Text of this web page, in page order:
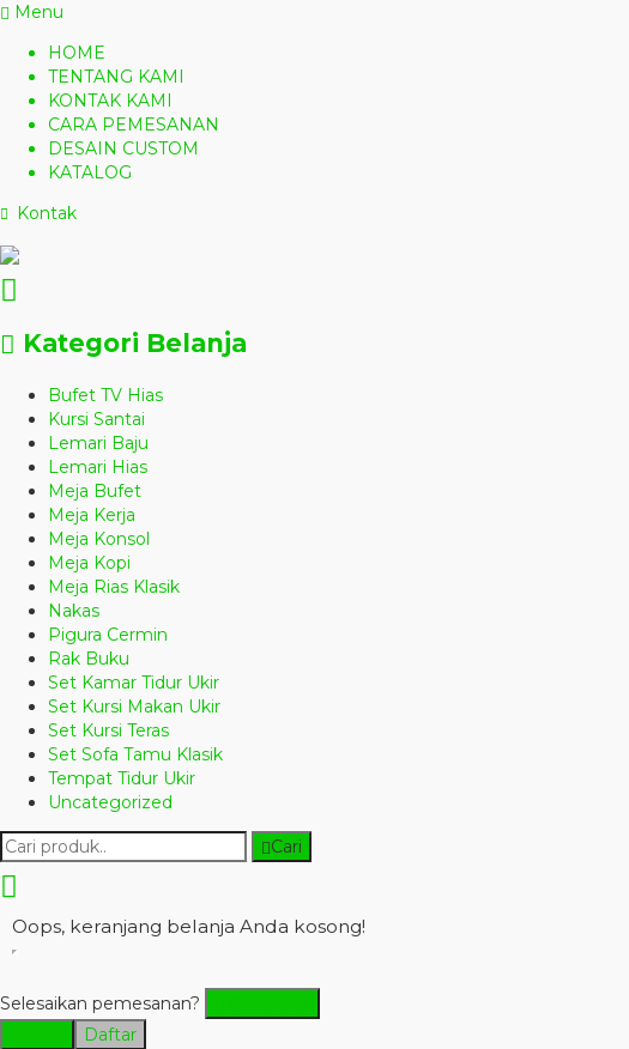
Menu
HOME
TENTANG KAMI
KONTAK KAMI
CARA PEMESANAN
DESAIN CUSTOM
KATALOG
Kontak
Kategori Belanja
Bufet TV Hias
Kursi Santai
Lemari Baju
Lemari Hias
Meja Bufet
Meja Kerja
Meja Konsol
Meja Kopi
Meja Rias Klasik
Nakas
Pigura Cermin
Rak Buku
Set Kamar Tidur Ukir
Set Kursi Makan Ukir
Set Kursi Teras
Set Sofa Tamu Klasik
Tempat Tidur Ukir
Uncategorized
Cari
Oops, keranjang belanja Anda kosong!
Selesaikan pemesanan?
Daftar